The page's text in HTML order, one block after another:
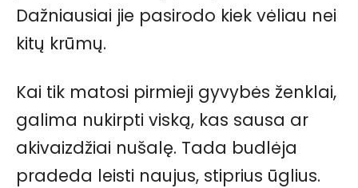
Dažniausiai jie pasirodo kiek vėliau nei
kitų krūmų.
Kai tik matosi pirmieji gyvybės ženklai,
galima nukirpti viską, kas sausa ar
akivaizdžiai nušalę. Tada budlėja
pradeda leisti naujus, stiprius ūglius.